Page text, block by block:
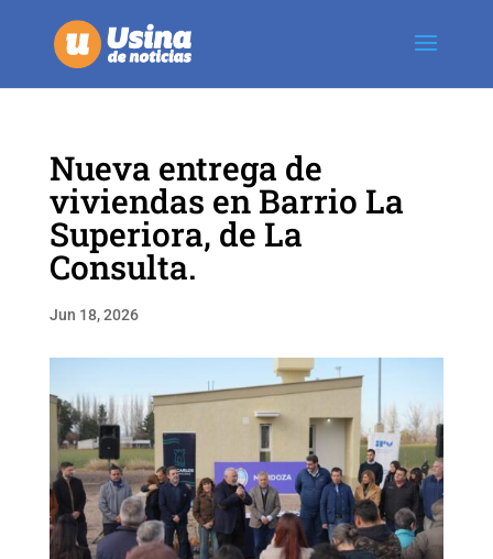
Nueva entrega de
viviendas en Barrio La
Superiora, de La
Consulta.
Jun 18, 2026